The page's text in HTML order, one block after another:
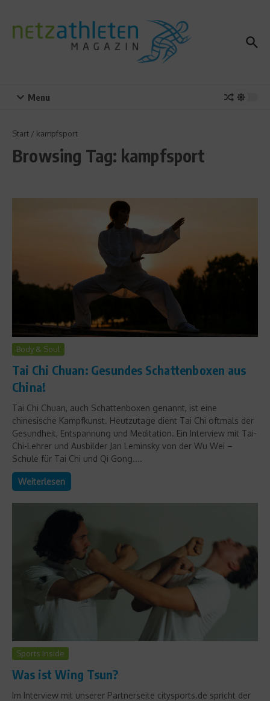
Menu
Start / kampfsport
Browsing Tag: kampfsport
Body & Soul
Tai Chi Chuan: Gesundes Schattenboxen aus
China!
Tai Chi Chuan, auch Schattenboxen genannt, ist eine
chinesische Kampfkunst. Heutzutage dient Tai Chi oftmals der
Gesundheit, Entspannung und Meditation. Ein Interview mit Tai-
Chi-Lehrer und Ausbilder Jan Leminsky von der Wu Wei –
Schule für Tai Chi und Qi Gong....
Weiterlesen
Sports Inside
Was ist Wing Tsun?
Im Interview mit unserer Partnerseite citysports.de spricht der